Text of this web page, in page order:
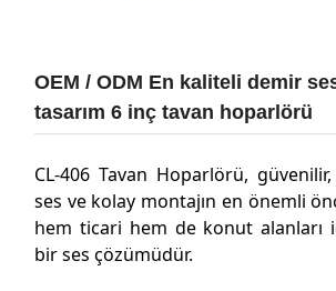
OEM / ODM En kaliteli demir
tasarım 6 inç tavan hoparlörü
CL-406 Tavan Hoparlörü,
ses ve kolay montajın en önemli
hem ticari hem de konut alanları
bir ses çözümüdür.